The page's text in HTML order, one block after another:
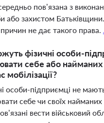
пов’язана з
або захистом Батьківщини.
не дає такого права.
фізичні особи-
себе або найманих
мобілізації?
особи-підприємці не
себе чи своїх найманих
вести військовий